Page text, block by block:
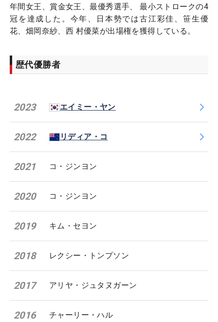
年間女王、賞金女王、最優秀選手、 最小ストロークの4
冠を達成した。今年、日本勢では古江彩佳、笹生優
花、畑岡奈紗、西 村優菜が出場権を獲得している。
歴代優勝者
2023 エイミー・ヤン
2022 リディア・コ
2021 コ・ジンヨン
2020 コ・ジンヨン
2019 キム・セヨン
2018 レクシー・トンプソン
2017 アリヤ・ジュタヌガーン
2016 チャーリー・ハル